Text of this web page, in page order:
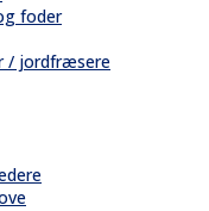
foder
/ jordfræsere